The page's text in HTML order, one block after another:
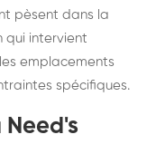
pèsent dans la
qui intervient
emplacements
spécifiques.